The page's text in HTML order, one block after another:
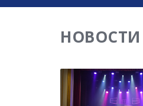
НОВОСТИ